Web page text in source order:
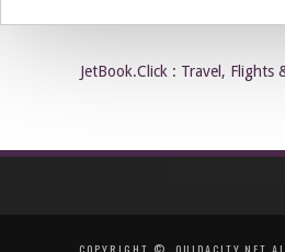
JetBook.Click : Travel, Flights